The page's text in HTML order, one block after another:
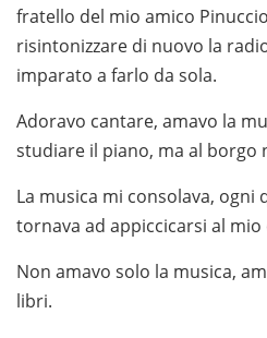
fratello del mio amico
risintonizzare di nuovo la
imparato a farlo da sola.
Adoravo cantare, amavo la
studiare il piano, ma al borgo
La musica mi consolava, ogni
tornava ad appiccicarsi al mio
Non amavo solo la musica,
libri.